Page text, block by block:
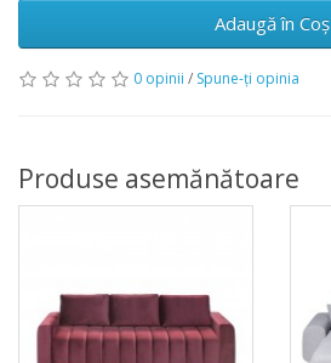
Adaugă în Coş
0 opinii / Spune-ţi opinia
Produse asemănătoare